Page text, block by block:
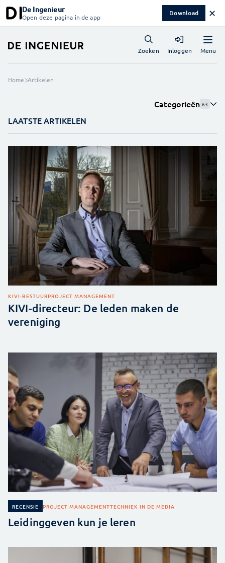
De Ingenieur
Open deze pagina in de app Download ✕
Menu
Zoeken Inloggen
Home Artikelen
Categorieën 63
LAATSTE ARTIKELEN
KIVI-BESTUURPROJECT MANAGEMENT
KIVI-directeur: De leden maken de
vereniging
RECENSIE PROJECT MANAGEMENTTECHNIEK IN DE MEDIA
Leidinggeven kun je leren